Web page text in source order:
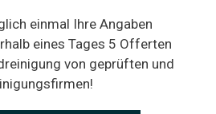
einmal Ihre Angaben
eines Tages 5 Offerten
von geprüften und